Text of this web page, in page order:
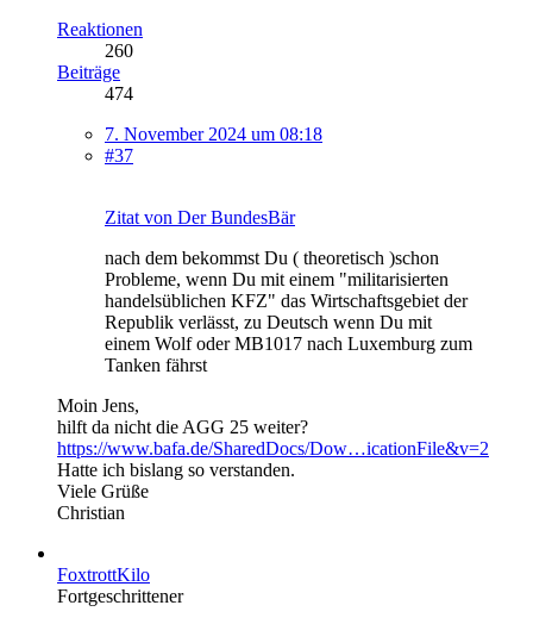
Reaktionen
260
Beiträge
474
7. November 2024 um 08:18
#37
Zitat von Der BundesBär
nach dem bekommst Du ( theoretisch )schon
Probleme, wenn Du mit einem "militarisierten
handelsüblichen KFZ" das Wirtschaftsgebiet der
Republik verlässt, zu Deutsch wenn Du mit
einem Wolf oder MB1017 nach Luxemburg zum
Tanken fährst
Moin Jens,
hilft da nicht die AGG 25 weiter?
https://www.bafa.de/SharedDocs/Dow…icationFile&v=2
Hatte ich bislang so verstanden.
Viele Grüße
Christian
FoxtrottKilo
Fortgeschrittener